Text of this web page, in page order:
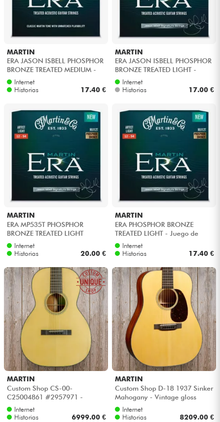
MARTIN
ERA JASON ISBELL PHOSPHOR
BRONZE TREATED MEDIUM -
Juego de cuerdas
Internet
Historias
17.40 €
MARTIN
ERA JASON ISBELL PHOSPHOR
BRONZE TREATED LIGHT -
Juego de cuerdas
Internet
Historias
17.00 €
MARTIN
ERA MP535T PHOSPHOR
BRONZE TREATED LIGHT
Internet
Historias
20.00 €
MARTIN
ERA PHOSPHOR BRONZE
TREATED LIGHT - Juego de
cuerdas
Internet
Historias
17.40 €
MARTIN
Custom Shop CS-00-
C25004861 #2957971 -
Natural aging toner
Internet
Historias
6999.00 €
MARTIN
Custom Shop D-18 1937 Sinker
Mahogany - Vintage gloss
aging toner
Internet
Historias
8209.00 €